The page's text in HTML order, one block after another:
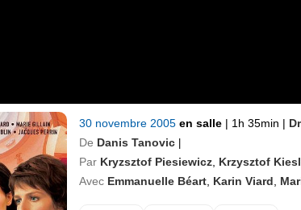
30 novembre 2005 en salle | 1h 35min |
De Danis Tanovic |
Par Kryzsztof Piesiewicz Krzysztof
Avec Emmanuelle Béart Karin Viard